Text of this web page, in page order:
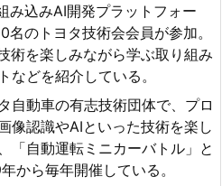
み込みAI開発プラットフォー
のトヨタ技術会会員が参加。
術を楽しみながら学ぶ取り組み
などを紹介している。
自動車の有志技術団体で、プロ
像認識やAIといった技術を楽し
「自動運転ミニカーバトル」と
から毎年開催している。